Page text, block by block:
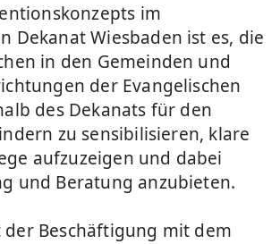
im
Dekanat Wiesbaden ist es, die
in den Gemeinden und
der Evangelischen
des Dekanats für den
zu sensibilisieren, klare
aufzuzeigen und dabei
und Beratung anzubieten.
der Beschäftigung mit dem